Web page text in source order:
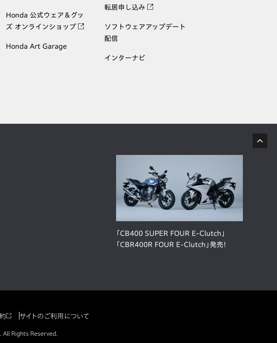
Honda 公式ウェア＆グッ
ズ オンラインショップ
Honda Art Garage
転居申し込み
ソフトウェアアップデート
配信
インターナビ
「CB400 SUPER FOUR E-Clutch」
「CBR400R FOUR E-Clutch」発売！
サイトのご利用について
Rights Reserved.